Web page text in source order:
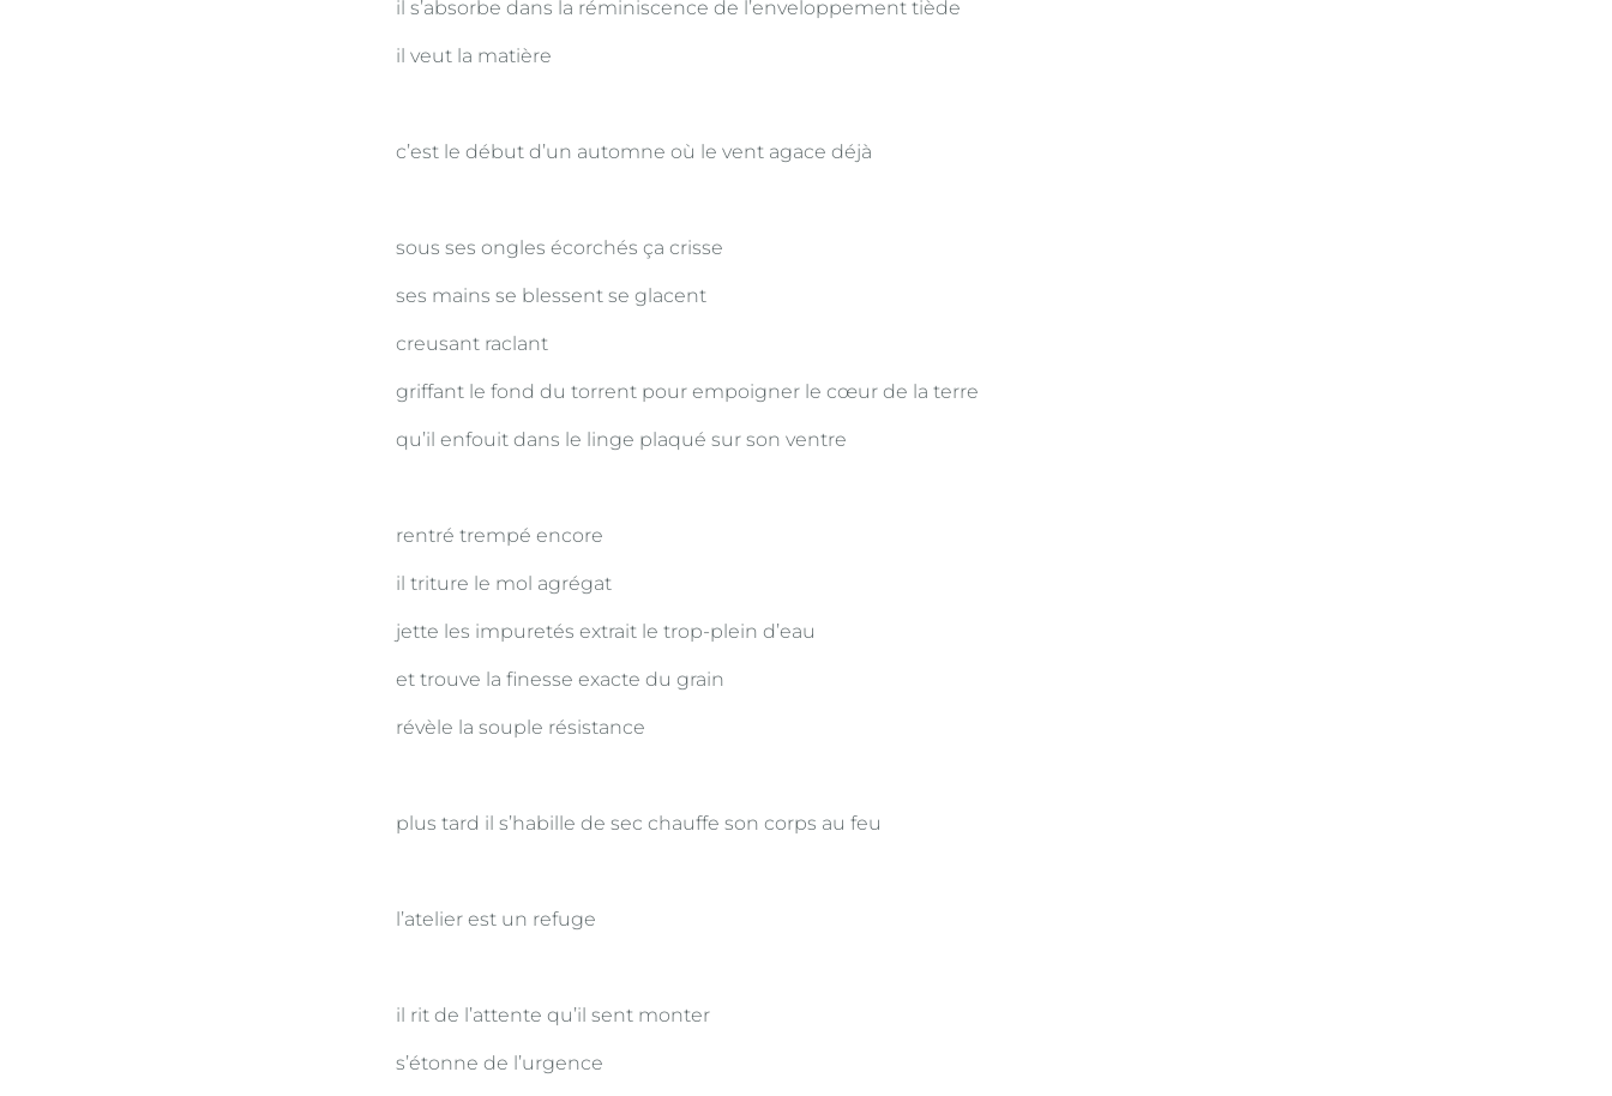
il s’absorbe dans la réminiscence de l’enveloppement tiède
il veut la matière
c’est le début d’un automne où le vent agace déjà
sous ses ongles écorchés ça crisse
ses mains se blessent se glacent
creusant raclant
griffant le fond du torrent pour empoigner le cœur de la terre
qu’il enfouit dans le linge plaqué sur son ventre
rentré trempé encore
il triture le mol agrégat
jette les impuretés extrait le trop-plein d’eau
et trouve la finesse exacte du grain
révèle la souple résistance
plus tard il s’habille de sec chauffe son corps au feu
l’atelier est un refuge
il rit de l’attente qu’il sent monter
s’étonne de l’urgence